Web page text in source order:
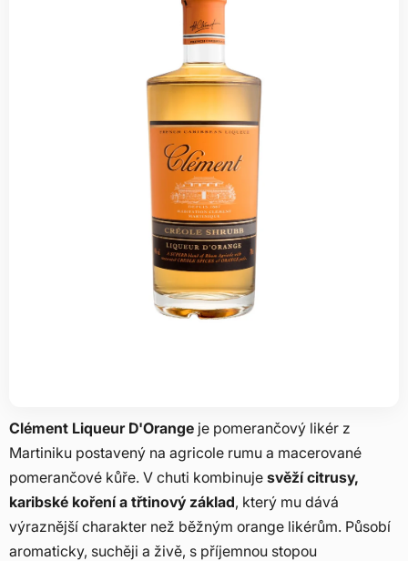
Clément Liqueur D'Orange je pomerančový likér z
Martiniku postavený na agricole rumu a macerované
pomerančové kůře. V chuti kombinuje svěží citrusy,
karibské koření a třtinový základ, který mu dává
výraznější charakter než běžným orange likérům. Působí
aromaticky, suchěji a živě, s příjemnou stopou